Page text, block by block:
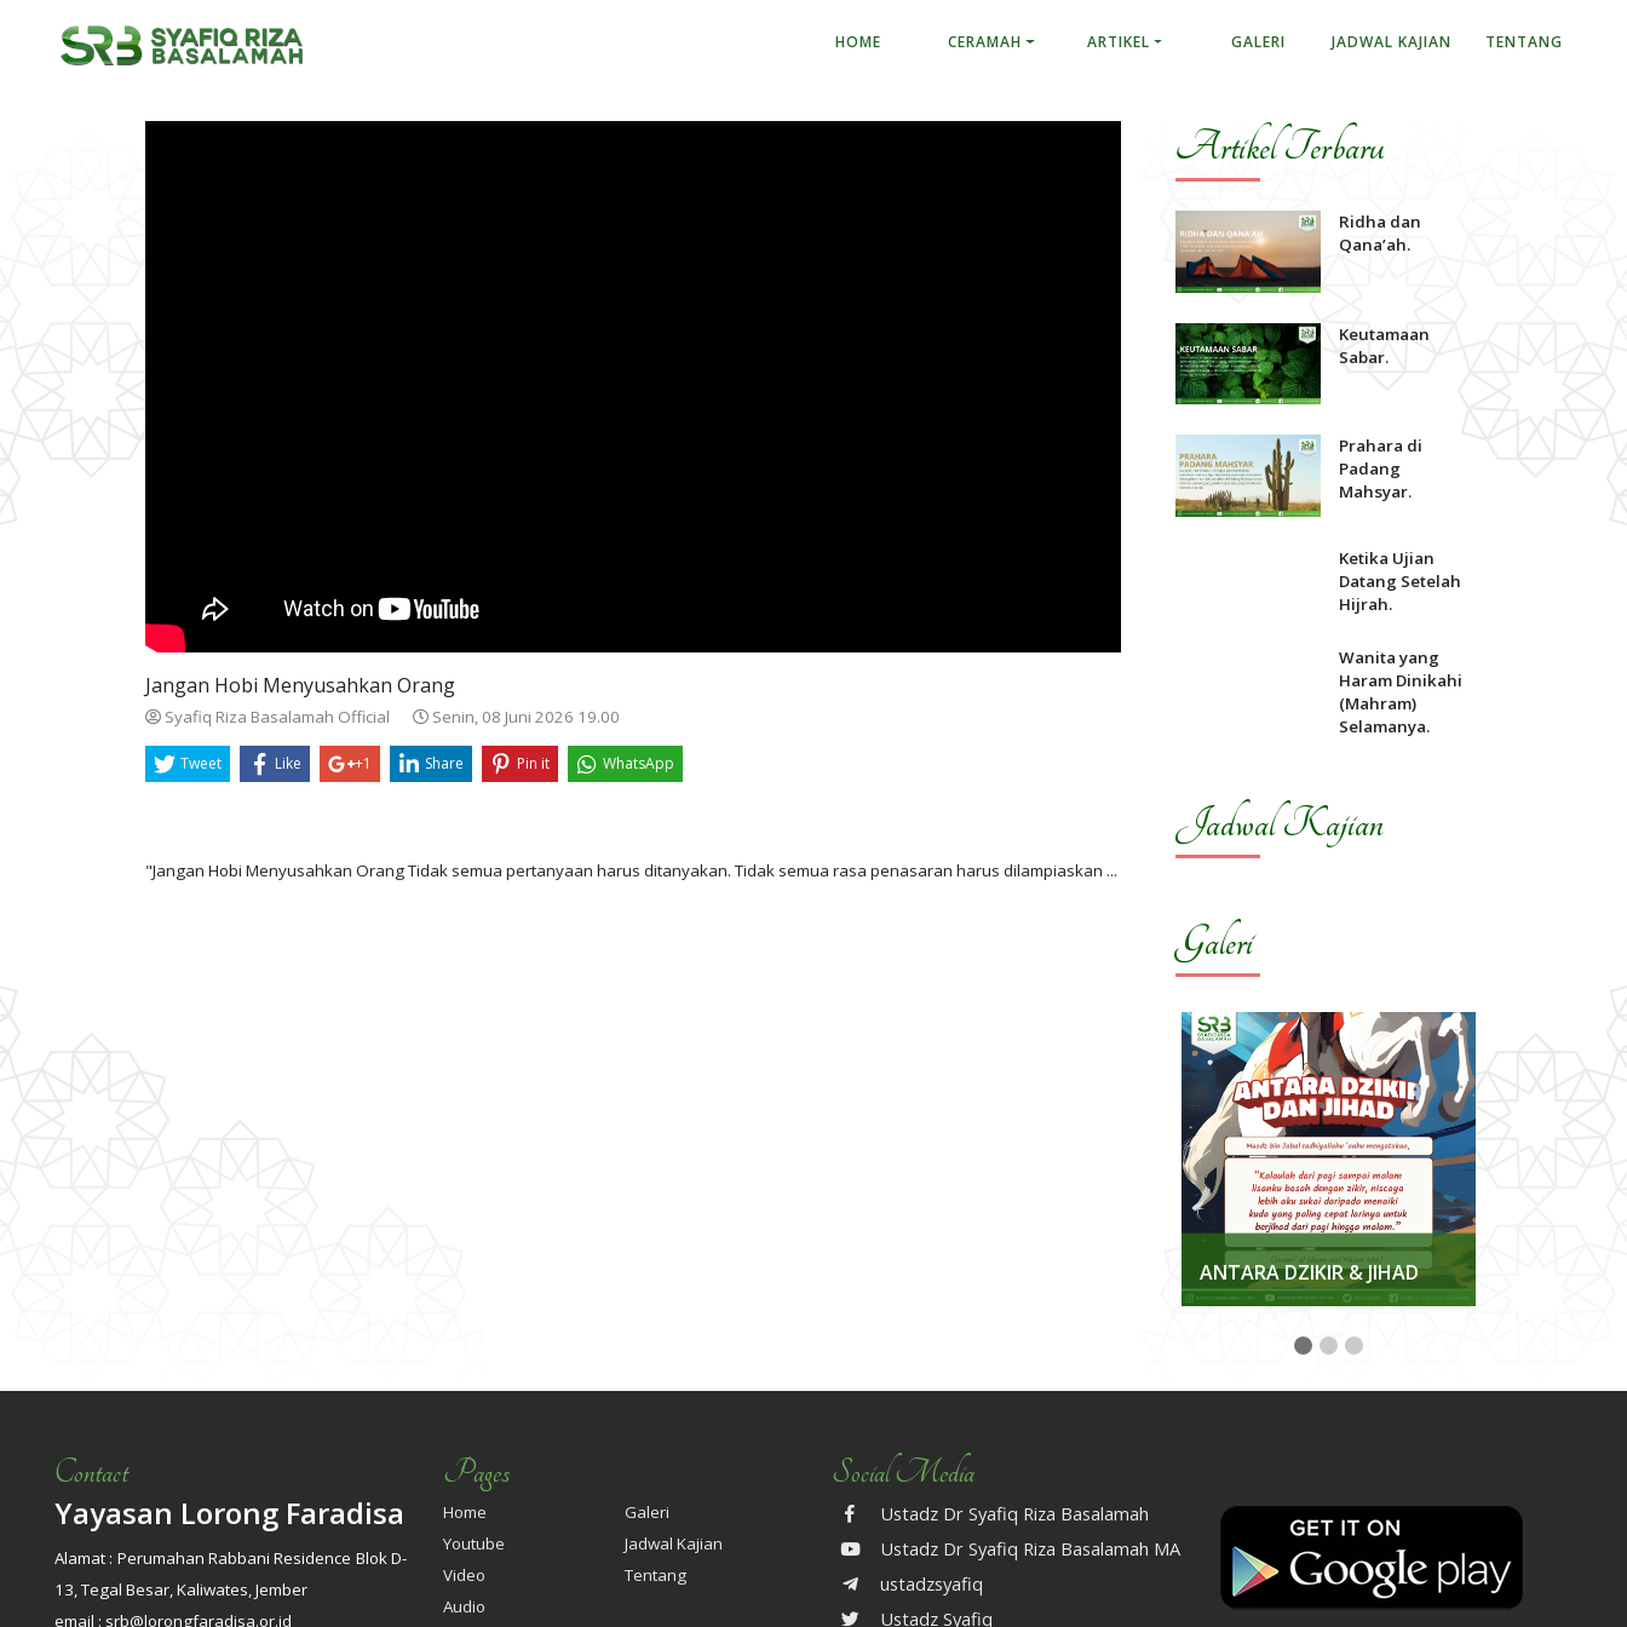
HOME CERAMAH ARTIKEL GALERI JADWAL KAJIAN TENTANG
Jangan Hobi Menyusahkan Orang
Syafiq Riza Basalamah Official Senin, 08 Juni 2026 19.00
Tweet Like +1 Share Pin it WhatsApp
Artikel Terbaru
Ridha dan
Qana’ah.
Keutamaan
Sabar.
Prahara di
Padang
Mahsyar.
Ketika Ujian
Datang Setelah
Hijrah.
Wanita yang
Haram Dinikahi
(Mahram)
Selamanya.
Jadwal Kajian
Galeri
ANTARA DZIKIR & JIHAD
Contact
Yayasan Lorong Faradisa
Alamat : Perumahan Rabbani Residence Blok D-
13, Tegal Besar, Kaliwates, Jember
email : srb@lorongfaradisa.or.id
Pages
Home
Youtube
Video
Audio
Galeri
Jadwal Kajian
Tentang
Social Media
Ustadz Dr Syafiq Riza Basalamah
Ustadz Dr Syafiq Riza Basalamah MA
ustadzsyafiq
Ustadz Syafiq